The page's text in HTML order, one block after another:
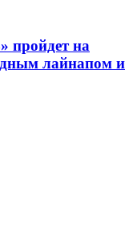
пройдет на
лайнапом и